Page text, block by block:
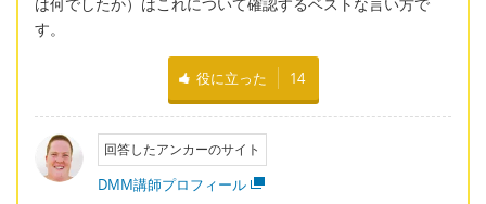
す。
役に立った 14
回答したアンカーのサイト
DMM講師プロフィール